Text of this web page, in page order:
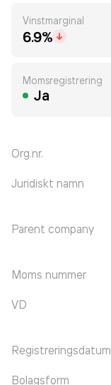
Vinstmarginal
6.9%
Momsregistrering
Ja
Org.nr.
Juridiskt namn
Parent company
Moms nummer
VD
Registreringsdatum
Bolagsform